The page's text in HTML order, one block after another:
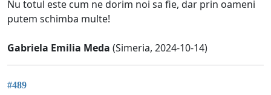
Nu totul este cum ne dorim noi sa fie, dar prin oameni
putem schimba multe!
Gabriela Emilia Meda (Simeria, 2024-10-14)
#489